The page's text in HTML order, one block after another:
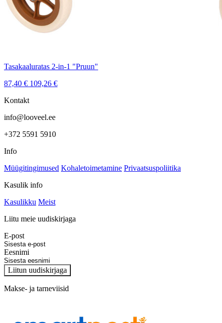
Tasakaaluratas 2-in-1 "Pruun"
87,40 € 109,26 €
Kontakt
info@looveel.ee
+372 5591 5910
Info
Müügitingimused Kohaletoimetamine Privaatsuspoliitika
Kasulik info
Kasulikku Meist
Liitu meie uudiskirjaga
E-post
Eesnimi
Liitun uudiskirjaga
Makse- ja tarneviisid